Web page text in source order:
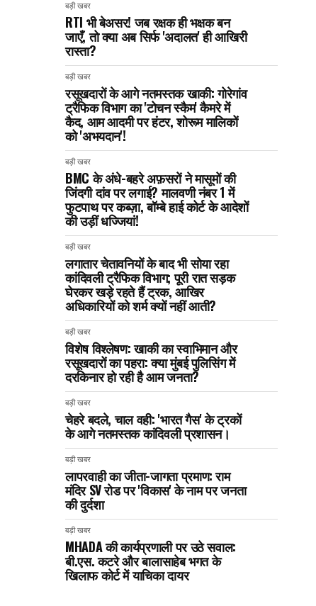
बड़ी खबर
RTI भी बेअसर! जब रक्षक ही भक्षक बन
जाएँ, तो क्या अब सिर्फ 'अदालत' ही आखिरी
रास्ता?
बड़ी खबर
रसूखदारों के आगे नतमस्तक खाकी: गोरेगांव
ट्रैफिक विभाग का 'टोचन स्कैम' कैमरे में
कैद, आम आदमी पर हंटर, शोरूम मालिकों
को 'अभयदान'!
बड़ी खबर
BMC के अंधे-बहरे अफ़सरों ने मासूमों की
जिंदगी दांव पर लगाई? मालवणी नंबर 1 में
फुटपाथ पर कब्ज़ा, बॉम्बे हाई कोर्ट के आदेशों
की उड़ीं धज्जियां!
बड़ी खबर
लगातार चेतावनियों के बाद भी सोया रहा
कांदिवली ट्रैफिक विभाग; पूरी रात सड़क
घेरकर खड़े रहते हैं ट्रक, आखिर
अधिकारियों को शर्म क्यों नहीं आती?
बड़ी खबर
विशेष विश्लेषण: खाकी का स्वाभिमान और
रसूखदारों का पहरा: क्या मुंबई पुलिसिंग में
दरकिनार हो रही है आम जनता?
बड़ी खबर
चेहरे बदले, चाल वही: 'भारत गैस' के ट्रकों
के आगे नतमस्तक कांदिवली प्रशासन।
बड़ी खबर
लापरवाही का जीता-जागता प्रमाण: राम
मंदिर SV रोड पर 'विकास' के नाम पर जनता
की दुर्दशा
बड़ी खबर
MHADA की कार्यप्रणाली पर उठे सवाल:
बी.एस. कटरे और बालासाहेब भगत के
खिलाफ कोर्ट में याचिका दायर